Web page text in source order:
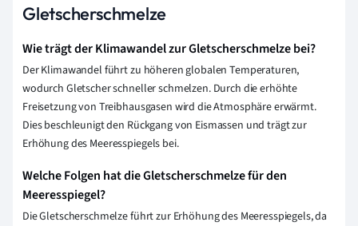
Gletscherschmelze
Wie trägt der Klimawandel zur Gletscherschmelze bei?
Der Klimawandel führt zu höheren globalen Temperaturen,
wodurch Gletscher schneller schmelzen. Durch die erhöhte
Freisetzung von Treibhausgasen wird die Atmosphäre erwärmt.
Dies beschleunigt den Rückgang von Eismassen und trägt zur
Erhöhung des Meeresspiegels bei.
Welche Folgen hat die Gletscherschmelze für den
Meeresspiegel?
Die Gletscherschmelze führt zur Erhöhung des Meeresspiegels, da